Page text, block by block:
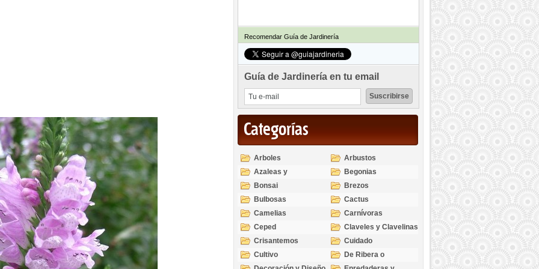
Recomendar Guía de Jardinería
Guía de Jardinería en tu email
Categorías
Arboles
Arbustos
Azaleas y
Rododendros
Begonias
Bonsai
Brezos
Bulbosas
Cactus
Camelias
Carnívoras
Ceped
Claveles y Clavelinas
Crisantemos
Cuidado
Cultivo
De Ribera o
Palustres